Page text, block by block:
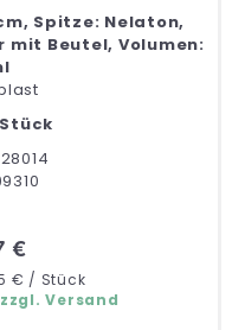
Spitze: Nelaton,
Beutel, Volumen:
€
€ / Stück
zzgl. Versand